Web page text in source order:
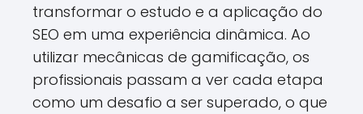
transformar o estudo e a aplicação do
SEO em uma experiência dinâmica. Ao
utilizar mecânicas de gamificação, os
profissionais passam a ver cada etapa
como um desafio a ser superado, o que